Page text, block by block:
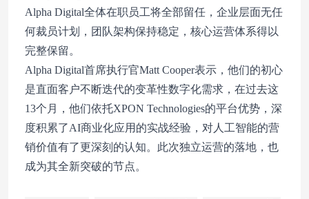
Alpha Digital全体在职员工将全部留任，企业层面无任
何裁员计划，团队架构保持稳定，核心运营体系得以
完整保留。
Alpha Digital首席执行官Matt Cooper表示，他们的初心
是直面客户不断迭代的变革性数字化需求，在过去这
13个月，他们依托XPON Technologies的平台优势，深
度积累了AI商业化应用的实战经验，对人工智能的营
销价值有了更深刻的认知。此次独立运营的落地，也
成为其全新突破的节点。